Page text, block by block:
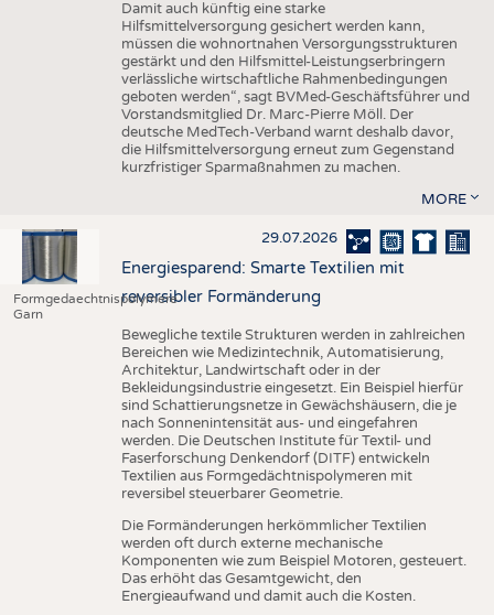
Damit auch künftig eine starke
Hilfsmittelversorgung gesichert werden kann,
müssen die wohnortnahen Versorgungsstrukturen
gestärkt und den Hilfsmittel-Leistungserbringern
verlässliche wirtschaftliche Rahmenbedingungen
geboten werden“, sagt BVMed-Geschäftsführer und
Vorstandsmitglied Dr. Marc-Pierre Möll. Der
deutsche MedTech-Verband warnt deshalb davor,
die Hilfsmittelversorgung erneut zum Gegenstand
kurzfristiger Sparmaßnahmen zu machen.
MORE
Formgedaechtnispolymere
Garn
29.07.2026
Energiesparend: Smarte Textilien mit
reversibler Formänderung
Bewegliche textile Strukturen werden in zahlreichen
Bereichen wie Medizintechnik, Automatisierung,
Architektur, Landwirtschaft oder in der
Bekleidungsindustrie eingesetzt. Ein Beispiel hierfür
sind Schattierungsnetze in Gewächshäusern, die je
nach Sonnenintensität aus- und eingefahren
werden. Die Deutschen Institute für Textil- und
Faserforschung Denkendorf (DITF) entwickeln
Textilien aus Formgedächtnispolymeren mit
reversibel steuerbarer Geometrie.
Die Formänderungen herkömmlicher Textilien
werden oft durch externe mechanische
Komponenten wie zum Beispiel Motoren, gesteuert.
Das erhöht das Gesamtgewicht, den
Energieaufwand und damit auch die Kosten.